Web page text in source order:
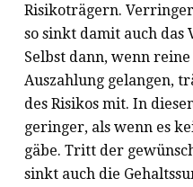
Risikoträgern.
so sinkt damit auch das
Selbst dann, wenn
Auszahlung gelangen,
des Risikos mit. In
geringer, als wenn es
gäbe. Tritt der
sinkt auch die